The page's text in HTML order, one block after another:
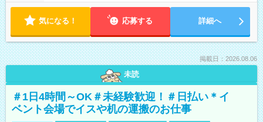
気になる！ 応募する 詳細へ
掲載日：2026.08.06
未読
＃1日4時間～OK＃未経験歓迎！＃日払い＊イ
ベント会場でイスや机の運搬のお仕事